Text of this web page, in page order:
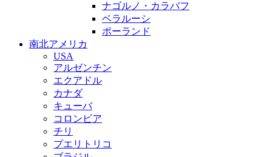
ナゴルノ・カラバフ
ベラルーシ
ポーランド
南北アメリカ
USA
アルゼンチン
エクアドル
カナダ
キューバ
コロンビア
チリ
プエリトリコ